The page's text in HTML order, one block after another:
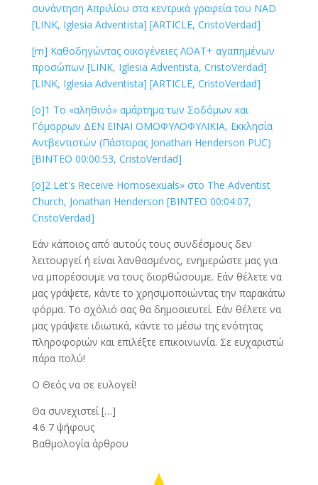
συνάντηση Απριλίου στα κεντρικά γραφεία του NAD
[LINK, Iglesia Adventista] [ARTICLE, CristoVerdad]
[m] Καθοδηγώντας οικογένειες ΛΟΑΤ+ αγαπημένων
προσώπων [LINK, Iglesia Adventista, CristoVerdad]
[LINK, Iglesia Adventista] [ARTICLE, CristoVerdad]
[o]1 Το «αληθινό» αμάρτημα των Σοδόμων και
Γόμορρων ΔΕΝ ΕΙΝΑΙ ΟΜΟΦΥΛΟΦΥΛΙΚΙΑ, Εκκλησία
Αντβεντιστών (Πάστορας Jonathan Henderson PUC)
[ΒΙΝΤΕΟ 00:00:53, CristoVerdad]
[o]2 Let's Receive Homosexuals» στο The Adventist
Church, Jonathan Henderson [ΒΙΝΤΕΟ 00:04:07,
CristoVerdad]
Εάν κάποιος από αυτούς τους συνδέσμους δεν
λειτουργεί ή είναι λανθασμένος, ενημερώστε μας για
να μπορέσουμε να τους διορθώσουμε. Εάν θέλετε να
μας γράψετε, κάντε το χρησιμοποιώντας την παρακάτω
φόρμα. Το σχόλιό σας θα δημοσιευτεί. Εάν θέλετε να
μας γράψετε ιδιωτικά, κάντε το μέσω της ενότητας
πληροφοριών και επιλέξτε επικοινωνία. Σε ευχαριστώ
πάρα πολύ!
Ο Θεός να σε ευλογεί!
Θα συνεχιστεί […]
4.6 7 ψήφους
Βαθμολογία άρθρου